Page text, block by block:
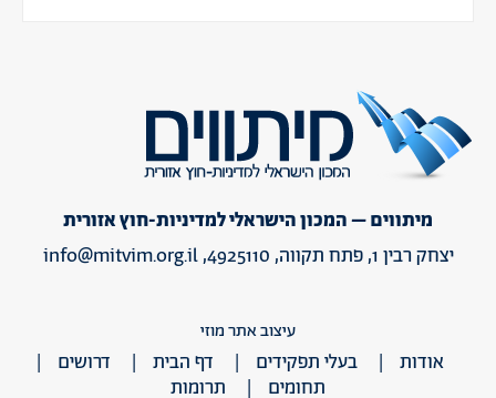
מיתווים – המכון הישראלי למדיניות-חוץ אזורית
יצחק רבין 1, פתח תקווה, 4925110,
info@mitvim.org.il
עיצוב אתר מוזי
אודות בעלי תפקידים דף הבית
דרושים
תחומים
תרומות